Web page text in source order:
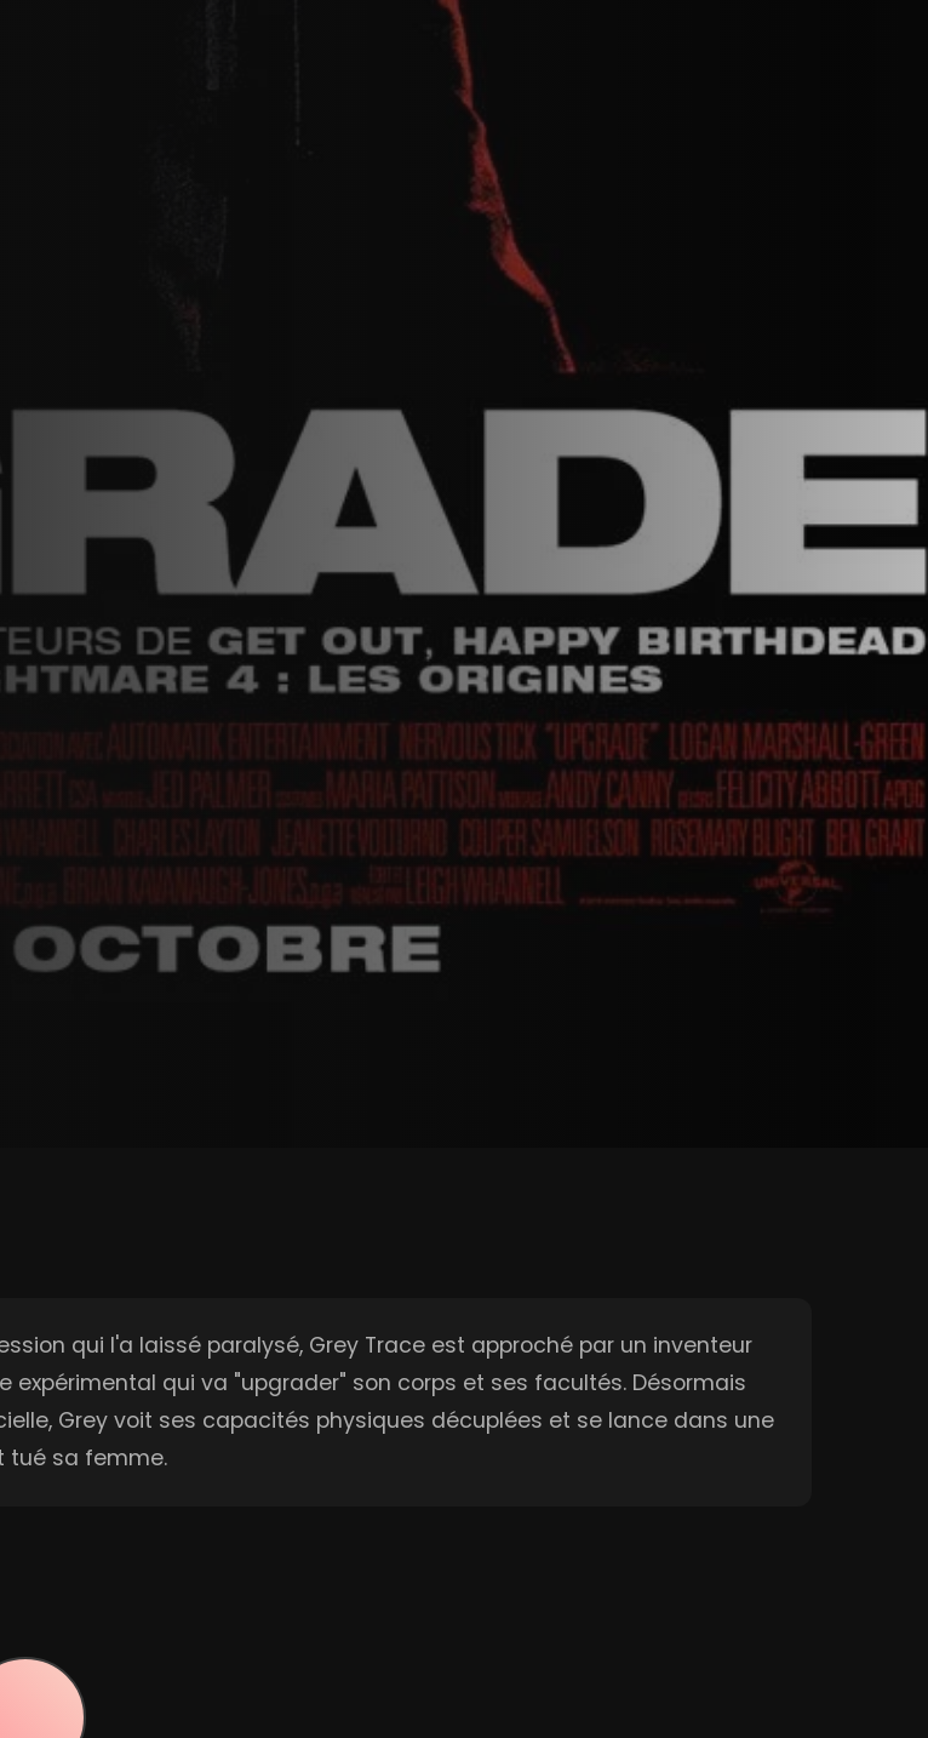
qui l'a laissé paralysé, Grey Trace est approché par un inventeur
qui va "upgrader" son corps et ses facultés. Désormais
Grey voit ses capacités physiques décuplées et se lance dans une
tué sa femme.